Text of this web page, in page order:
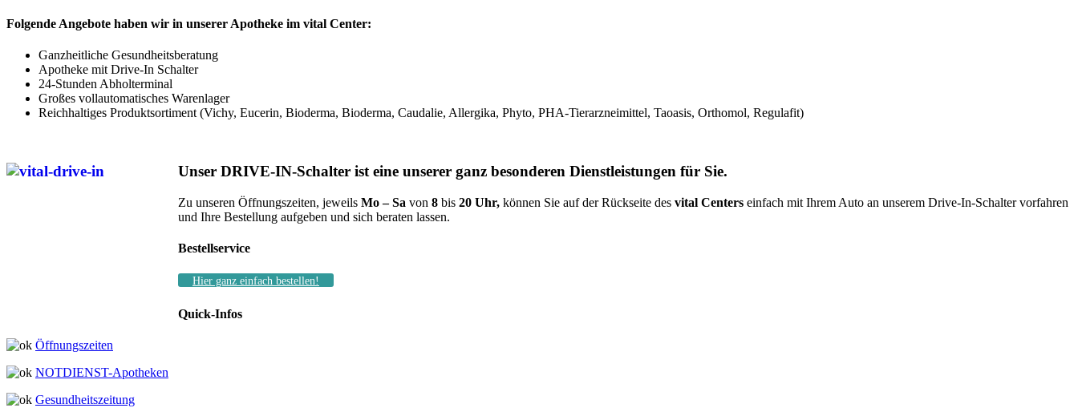
Folgende Angebote haben wir in unserer Apotheke im vital Center:
Ganzheitliche Gesundheitsberatung
Apotheke mit Drive-In Schalter
24-Stunden Abholterminal
Großes vollautomatisches Warenlager
Reichhaltiges Produktsortiment (Vichy, Eucerin, Bioderma, Bioderma, Caudalie, Allergika, Phyto, PHA-Tierarzneimittel, Taoasis, Orthomol, Regulafit)
Unser DRIVE-IN-Schalter ist eine unserer ganz besonderen Dienstleistungen für Sie.
Zu unseren Öffnungszeiten, jeweils Mo – Sa von 8 bis 20 Uhr, können Sie auf der Rückseite des vital Centers einfach mit Ihrem Auto an unserem Drive-In-Schalter vorfahren
und Ihre Bestellung aufgeben und sich beraten lassen.
Bestellservice
Hier ganz einfach bestellen!
Quick-Infos
Öffnungszeiten
NOTDIENST-Apotheken
Gesundheitszeitung